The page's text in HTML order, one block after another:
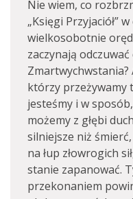
Nie wiem, co
„Księgi Przyjaciół”
wielkosobotnie
zaczynają odczuwać
Zmartwychwstania?
którzy przeżywamy
jesteśmy i w
możemy z głębi
silniejsze niż
na łup złowrogich
stanie zapanować.
przekonaniem